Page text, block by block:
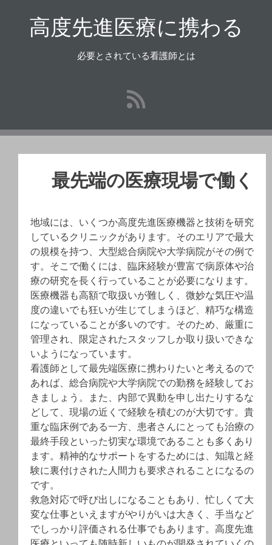
プ
高度先進医療に携わる
必要とされている看護師とは
最先端の医療現場で働く
地域には、いくつか高度先進医療機器と技術を研究
しているクリニックがあります。そのエリアで最大
の規模を持つ、大型総合病院や大学病院がその例で
す。そこで働くには、臨床経験が豊富で病原体や治
療の研究を長く行っていることが必要になります。
医療機器も高額で取扱いが難しく、微妙な気圧や温
度の違いでも狂いが生じてしまうほど、精巧な構造
になっていることが多いのです。そのため、厳重に
管理され、限定されたスタッフしか取り扱いできな
いようになっています。
看護師として最先端医療に携わりたいと考えるので
あれば、総合病院や大学病院での勤務を経験してお
きましょう。また、内部で異動を申し出たりするな
どして、現場の近くで経験を積むのが大切です。貴
重な臨床例である一方、患者さんにとっても治療の
最終手段といった切実な環境であることも多くあり
ます。精神的なサポートをするためには、知識と経
験に裏付けされた人間力も要求されることになるの
です。
救急対応で呼び出しになることもあり、忙しくて大
変な仕事といえますがやりがいは大きく、手当など
でしっかり評価される仕事でもあります。高度先進